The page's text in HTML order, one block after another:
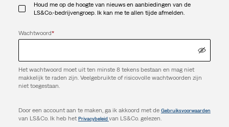
Houd me op de hoogte van nieuws en aanbiedingen van de
LS&Co.-bedrijvengroep. Ik kan me te allen tijde afmelden.
Wachtwoord*
Het wachtwoord moet uit ten minste 8 tekens bestaan en mag niet
makkelijk te raden zijn. Veelgebruikte of risicovolle wachtwoorden zijn
niet toegestaan.
Door een account aan te maken, ga ik akkoord met de Gebruiksvoorwaarden
van LS&Co. Ik heb hetPrivacybeleid van LS&Co. gelezen.